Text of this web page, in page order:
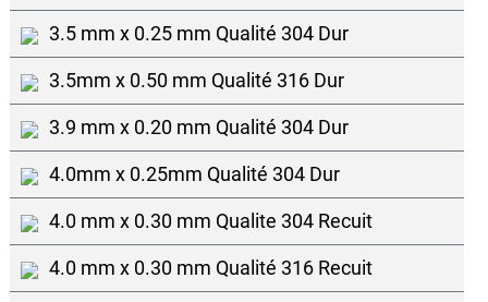
3.5 mm x 0.25 mm Qualité 304 Dur
3.5mm x 0.50 mm Qualité 316 Dur
3.9 mm x 0.20 mm Qualité 304 Dur
4.0mm x 0.25mm Qualité 304 Dur
4.0 mm x 0.30 mm Qualite 304 Recuit
4.0 mm x 0.30 mm Qualité 316 Recuit